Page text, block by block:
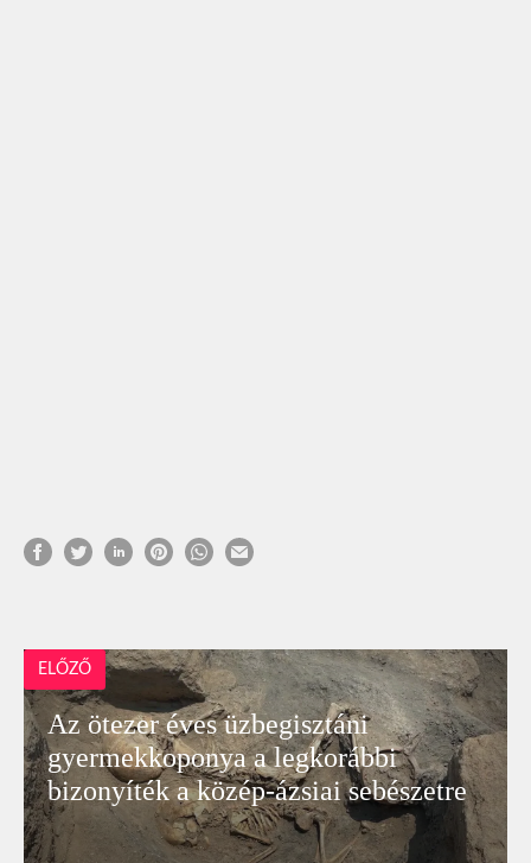
ELŐZŐ
Az ötezer éves üzbegisztáni
gyermekkoponya a legkorábbi
bizonyíték a közép-ázsiai sebészetre